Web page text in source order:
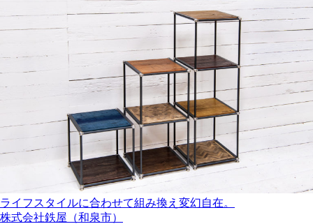
ライフスタイルに合わせて組み換え変幻自在。
株式会社鉄屋（和泉市）